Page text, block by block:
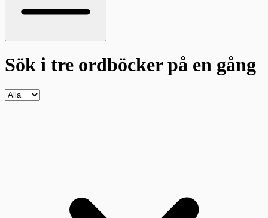
Sök i tre ordböckerpå en gång